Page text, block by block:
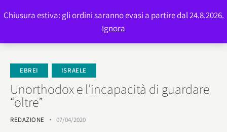
EBREI ISRAELE
Unorthodox e l’incapacità di guardare
“oltre”
REDAZIONE 07/04/2020
Chiusura estiva: gli ordini saranno evasi a partire dal 24.8.2026.
Ignora